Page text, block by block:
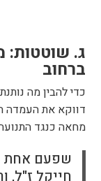
ג.
ברחוב
כדי להבין מה
דווקא את העמדה
מחאה כנגד
שפעם אחת
חייקל ז"ל,